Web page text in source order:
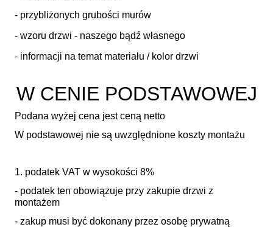
- przybliżonych grubości murów
- wzoru drzwi - naszego bądź własnego
- informacji na temat materiału / kolor drzwi
W CENIE PODSTAWOWEJ
Podana wyżej cena jest ceną netto
W podstawowej nie są uwzględnione koszty montażu
1. podatek VAT w wysokości 8%
- podatek ten obowiązuje przy zakupie drzwi z
montażem
- zakup musi być dokonany przez osobę prywatną